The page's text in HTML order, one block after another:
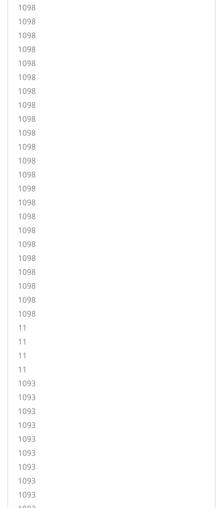
1098
1098
1098
1098
1098
1098
1098
1098
1098
1098
1098
1098
1098
1098
1098
1098
1098
1098
1098
1098
1098
1098
1098
11
11
11
11
1093
1093
1093
1093
1093
1093
1093
1093
1093